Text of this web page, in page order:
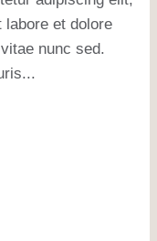
labore et dolore
nunc sed.